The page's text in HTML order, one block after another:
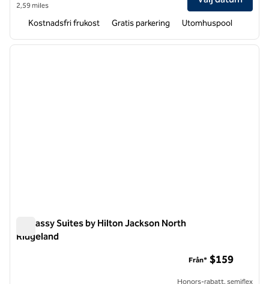
2,59 miles
Kostnadsfri frukost Gratis parkering Utomhuspool
1 av 12
nästa
Embassy Suites by Hilton Jackson North
Ridgeland
Från* $159
Honors-rabatt, semiflex